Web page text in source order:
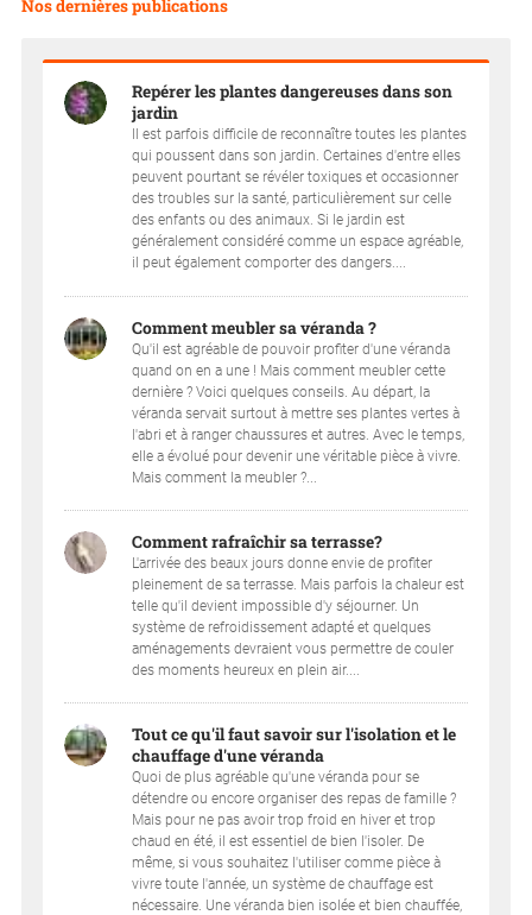
Nos dernières publications
Repérer les plantes dangereuses dans son
jardin
Il est parfois difficile de reconnaître toutes les plantes
qui poussent dans son jardin. Certaines d'entre elles
peuvent pourtant se révéler toxiques et occasionner
des troubles sur la santé, particulièrement sur celle
des enfants ou des animaux. Si le jardin est
généralement considéré comme un espace agréable,
il peut également comporter des dangers....
Comment meubler sa véranda ?
Qu'il est agréable de pouvoir profiter d'une véranda
quand on en a une ! Mais comment meubler cette
dernière ? Voici quelques conseils. Au départ, la
véranda servait surtout à mettre ses plantes vertes à
l'abri et à ranger chaussures et autres. Avec le temps,
elle a évolué pour devenir une véritable pièce à vivre.
Mais comment la meubler ?...
Comment rafraîchir sa terrasse?
L'arrivée des beaux jours donne envie de profiter
pleinement de sa terrasse. Mais parfois la chaleur est
telle qu'il devient impossible d'y séjourner. Un
système de refroidissement adapté et quelques
aménagements devraient vous permettre de couler
des moments heureux en plein air....
Tout ce qu'il faut savoir sur l'isolation et le
chauffage d'une véranda
Quoi de plus agréable qu'une véranda pour se
détendre ou encore organiser des repas de famille ?
Mais pour ne pas avoir trop froid en hiver et trop
chaud en été, il est essentiel de bien l'isoler. De
même, si vous souhaitez l'utiliser comme pièce à
vivre toute l'année, un système de chauffage est
nécessaire. Une véranda bien isolée et bien chauffée,